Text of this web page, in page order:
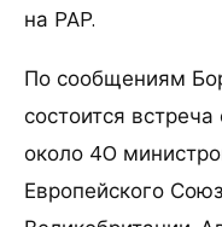
на PAP.
По сообщениям
состоится
около 40
Европейского